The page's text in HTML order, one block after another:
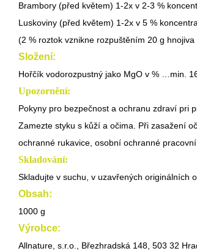
Brambory (před květem) 1-2x v 2-3 %
Luskoviny (před květem) 1-2x v 5 %
(2 % roztok vznikne rozpuštěním 20 g
Složení:
Hořčík vodorozpustný jako MgO v % …min.
Upozornění:
Pokyny pro bezpečnost a ochranu zdraví pri
Zamezte styku s kůží a očima. Při zasažení
ochranné rukavice, osobní ochranné
Skladování:
Skladujte v suchu, v uzavřených originálních
Obsah:
1000 g
Výrobce:
Allnature, s.r.o., Březhradská 148, 503 32